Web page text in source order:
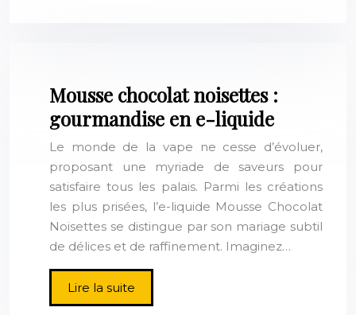
Mousse chocolat noisettes :
gourmandise en e-liquide
Le monde de la vape ne cesse d’évoluer,
proposant une myriade de saveurs pour
satisfaire tous les palais. Parmi les créations
les plus prisées, l’e-liquide Mousse Chocolat
Noisettes se distingue par son mariage subtil
de délices et de raffinement. Imaginez…
Lire la suite